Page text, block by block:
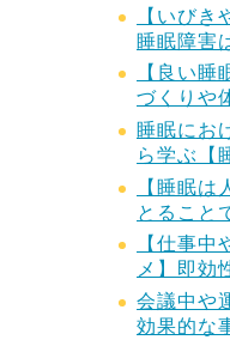
【いびき
睡眠障害
【良い
づくりや
睡眠にお
ら学ぶ【
【睡眠
とること
【仕事中
メ】即効
会議中や
効果的な